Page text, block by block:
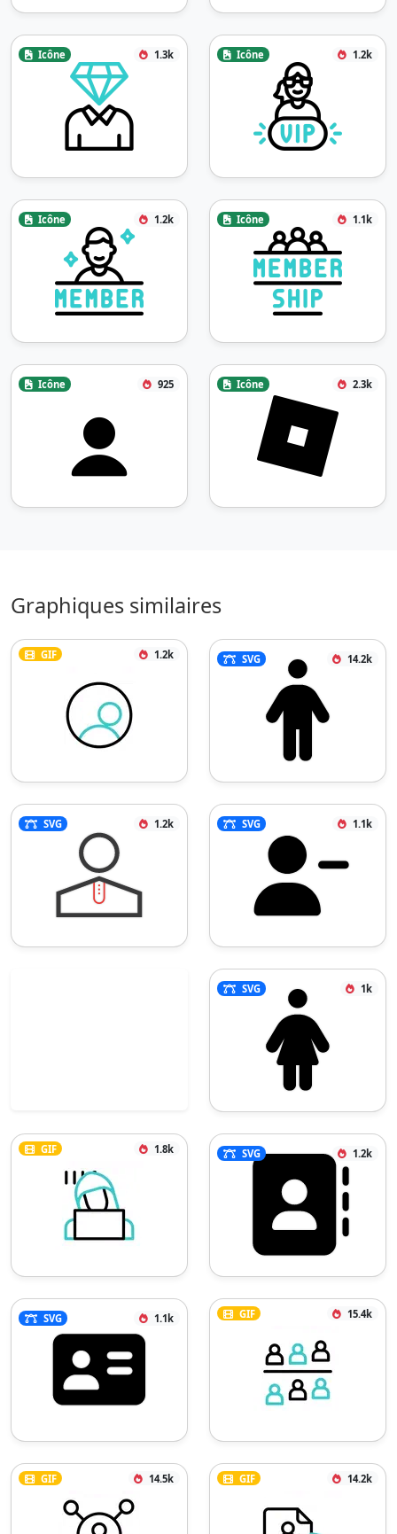
Icône 1.3k Icône 1.2k
Icône 1.2k Icône 1.1k
Icône 925 Icône 2.3k
Graphiques similaires
GIF 1.2k SVG 14.2k
SVG 1.2k SVG 1.1k
SVG 1k
GIF 1.8k SVG 1.2k
SVG 1.1k GIF 15.4k
GIF 14.5k GIF 14.2k